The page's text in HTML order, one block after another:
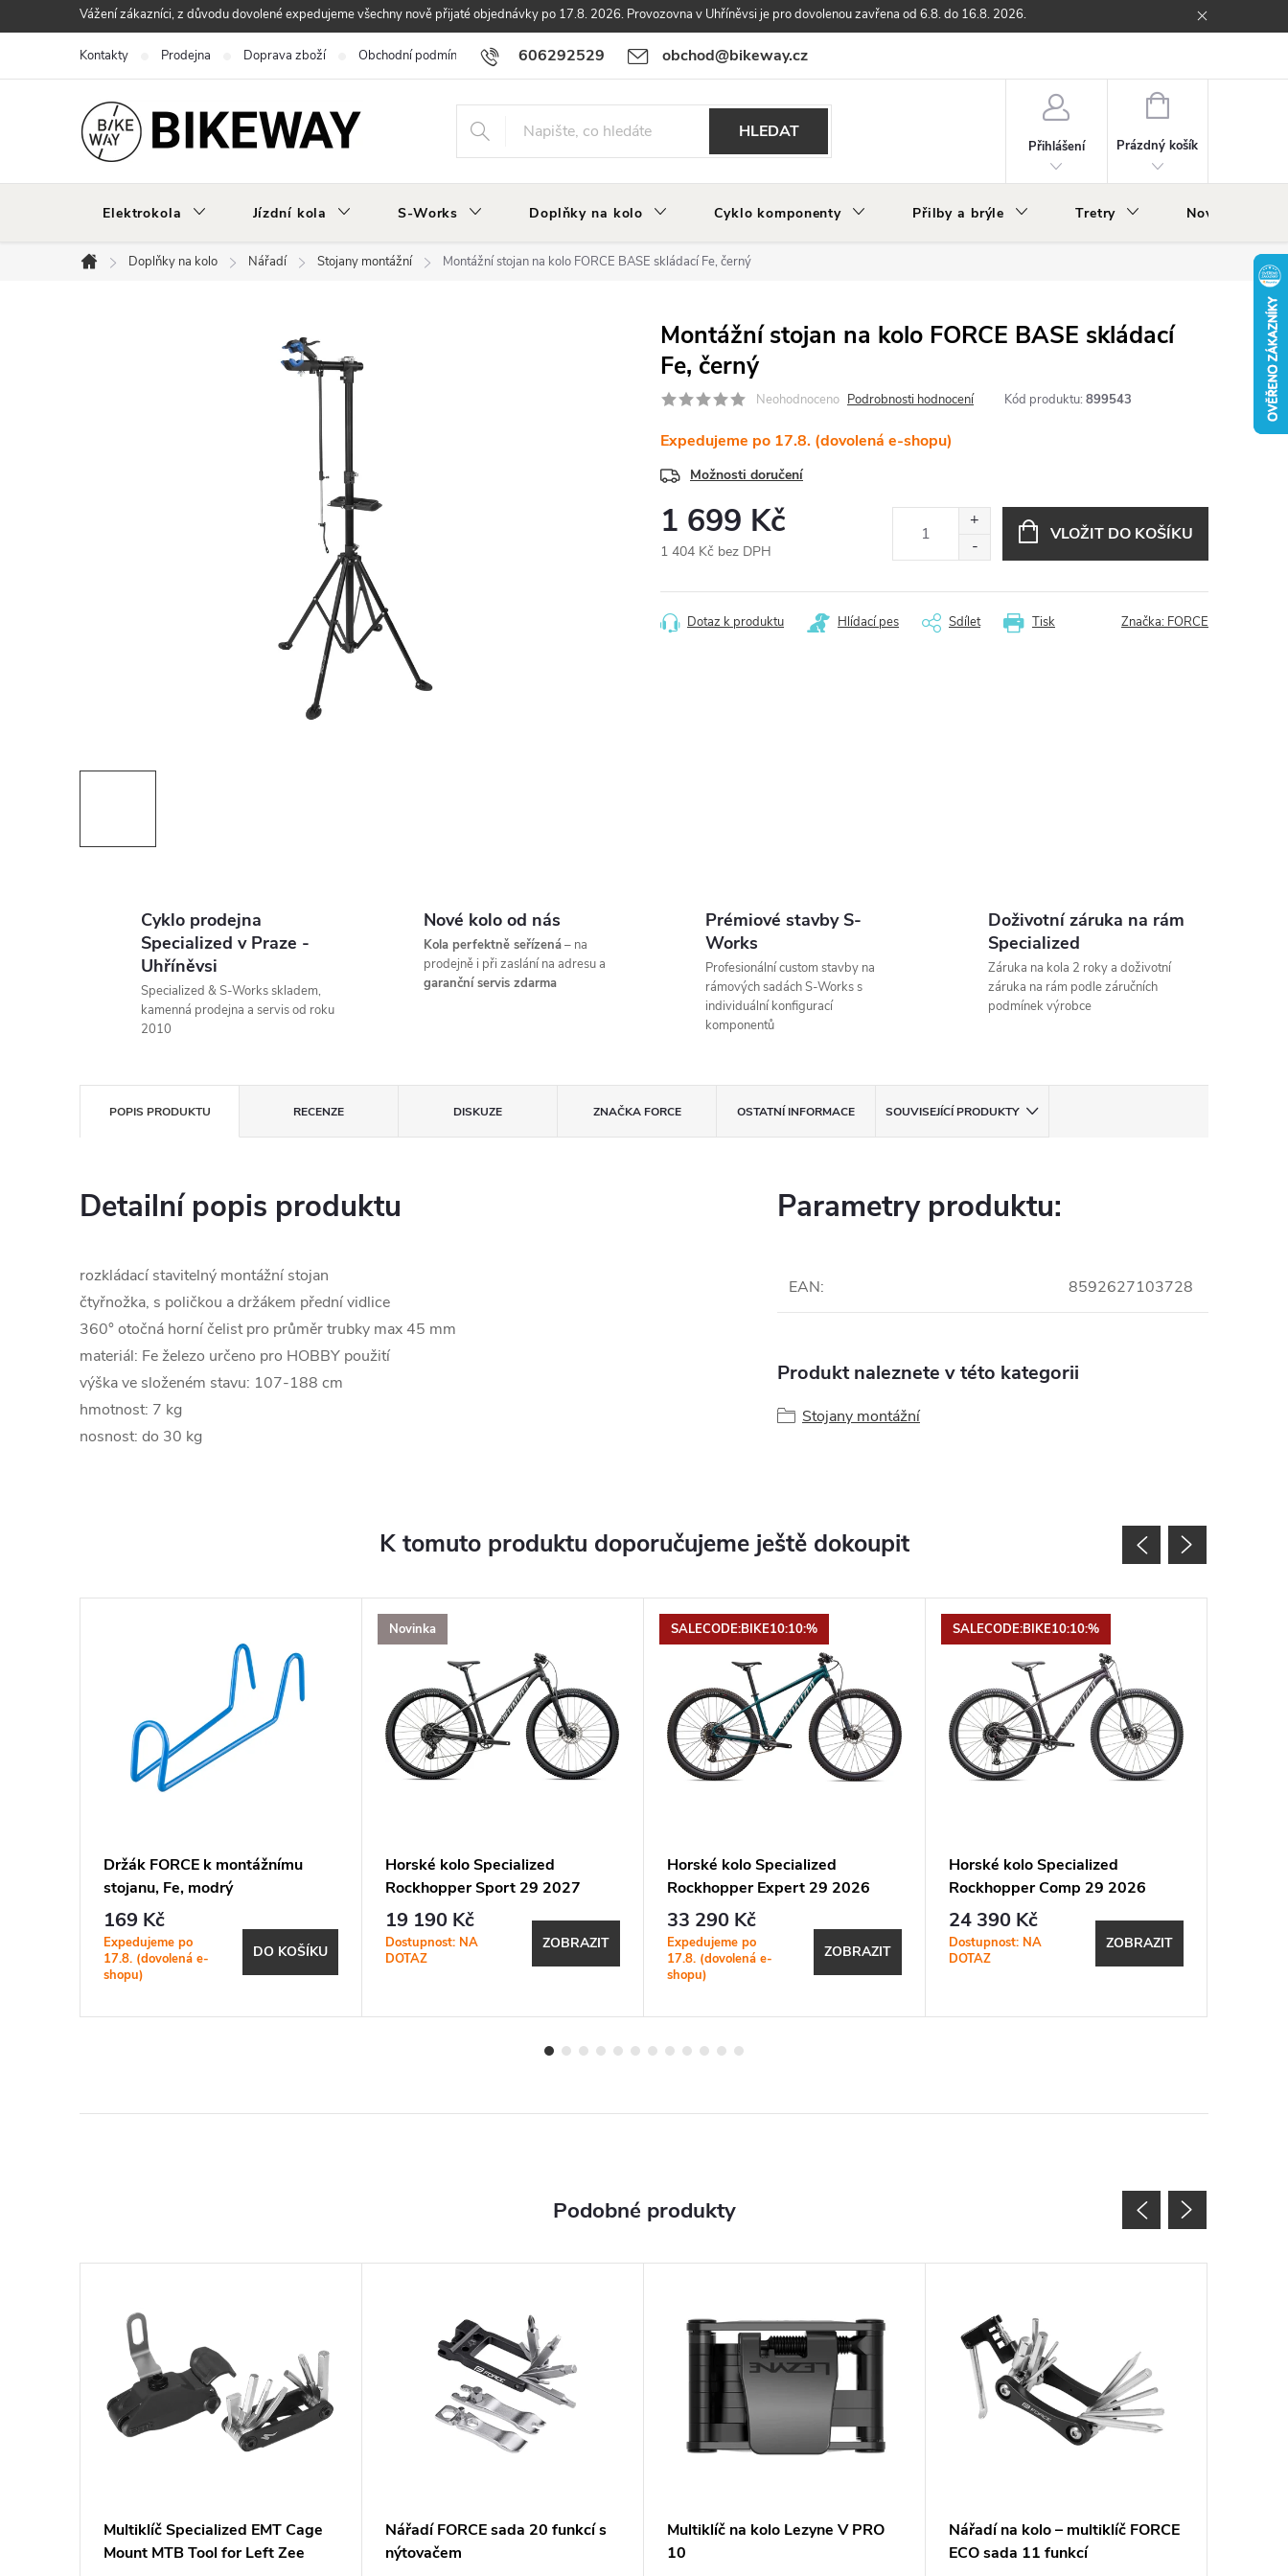
na
Vážení zákazníci, z důvodu dovolené expedujeme všechny nově přijaté objednávky po 17.8. 2026. Provozovna v Uhříněvsi je pro dovolenou zavřena od 6.8. do 16.8. 2026.
606292529 obchod@bikeway.cz
Kontakty Prodejna Doprava zboží Obchodní podmínky Podmínky ochrany osobních údajů Vrácení a reklamace zboží
HLEDAT
Přihlášení
NÁKUPNÍ
Prázdný košík
Elektrokola Jízdní kola S-Works Doplňky na kolo Cyklo komponenty Přilby a brýle Tretry Nově v
Domů
Doplňky na kolo Nářadí Stojany montážní Montážní stojan na kolo FORCE BASE skládací Fe, černý
Montážní stojan na kolo FORCE BASE skládací
Fe, černý
Neohodnoceno Podrobnosti hodnocení Kód produktu: 899543
Expedujeme po 17.8. (dovolená e-shopu)
Možnosti doručení
1 699 Kč
1 404 Kč bez DPH
cena:
VLOŽIT DO KOŠÍKU
Tisk
Dotaz k produktu Hlídací pes Sdílet Značka: FORCE
Cyklo prodejna
Specialized v Praze -
Uhříněvsi
Specialized & S-Works skladem,
kamenná prodejna a servis od roku
2010
Nové kolo od nás
Kola perfektně seřízená– na
prodejně i při zaslání na adresu a
garanční servis zdarma
Prémiové stavby S-
Works
Profesionální custom stavby na
rámových sadách S-Works s
individuální konfigurací
komponentů
Doživotní záruka na rám
Specialized
Záruka na kola 2 roky a doživotní
záruka na rám podle záručních
podmínek výrobce
POPIS PRODUKTU RECENZE DISKUZE ZNAČKAFORCE OSTATNÍ INFORMACE SOUVISEJÍCÍ PRODUKTY
Detailní popis produktu
rozkládací stavitelný montážní stojan
čtyřnožka, s poličkou a držákem přední vidlice
360° otočná horní čelist pro průměr trubky max 45 mm
materiál: Fe železo určeno pro HOBBY použití
výška ve složeném stavu: 107-188 cm
hmotnost: 7 kg
nosnost: do 30 kg
Parametry produktu:
EAN: 8592627103728
Produkt naleznete v této kategorii
Stojany montážní
K tomuto produktu doporučujeme ještě dokoupit
Držák FORCE k montážnímu
stojanu, Fe, modrý
169 Kč
Expedujeme po
17.8. (dovolená e-
shopu)
DO KOŠÍKU
Novinka
Horské kolo Specialized
Rockhopper Sport 29 2027
Satin Metallic Obsidian / Shadow
Silver
19 190 Kč
Dostupnost: NA
DOTAZ
ZOBRAZIT
SALECODE:BIKE10:10:%
Horské kolo Specialized
Rockhopper Expert 29 2026
Gloss Emerald Metallic
33 290 Kč
Expedujeme po
17.8. (dovolená e-
shopu)
ZOBRAZIT
SALECODE:BIKE10:10:%
Horské kolo Specialized
Rockhopper Comp 29 2026
Satin Nebula Metallic
24 390 Kč
Dostupnost: NA
DOTAZ
ZOBRAZIT
Multiklíč Specialized EMT Cage
Mount MTB Tool for Left Zee
Nářadí FORCE sada 20 funkcí s
nýtovačem
Multiklíč na kolo Lezyne V PRO
10
Nářadí na kolo – multiklíč FORCE
ECO sada 11 funkcí